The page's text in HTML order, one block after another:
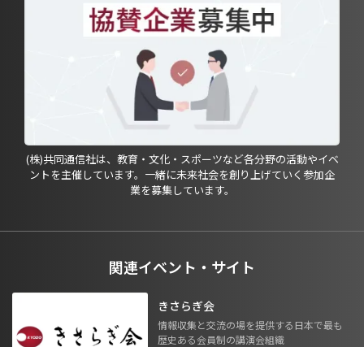
(株)共同通信社は、教育・文化・スポーツなど各分野の活動やイベ
ントを主催しています。一緒に未来社会を創り上げていく参加企
業を募集しています。
関連イベント・サイト
きさらぎ会
情報収集と交流の場を提供する日本で最も
歴史ある会員制の講演会組織